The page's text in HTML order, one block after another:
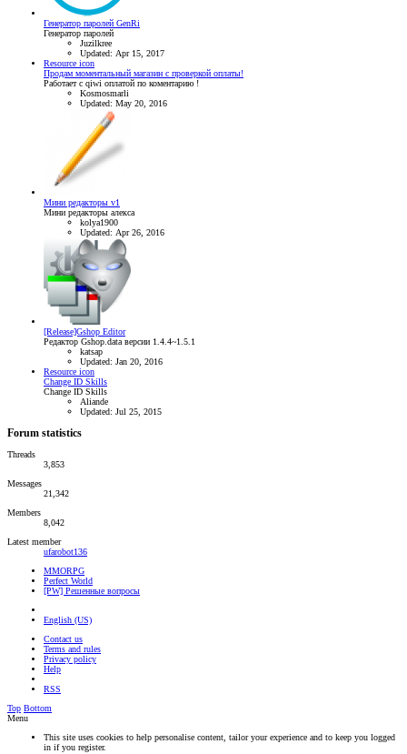
Генератор паролей GenRi
Генератор паролей
Juzilkree
Updated: Apr 15, 2017
Resource icon
Продам моментальный магазин с проверкой оплаты!
Работает с qiwi оплатой по коментарию !
Kosmosmarli
Updated: May 20, 2016
Мини редакторы v1
Мини редакторы алекса
kolya1900
Updated: Apr 26, 2016
[Release]Gshop Editor
Редактор Gshop.data версии 1.4.4~1.5.1
katsap
Updated: Jan 20, 2016
Resource icon
Change ID Skills
Change ID Skills
Aliande
Updated: Jul 25, 2015
Forum statistics
Threads
3,853
Messages
21,342
Members
8,042
Latest member
ufarobot136
MMORPG
Perfect World
[PW] Решенные вопросы
English (US)
Contact us
Terms and rules
Privacy policy
Help
RSS
Top Bottom
Menu
This site uses cookies to help personalise content, tailor your experience and to keep you logged
in if you register.